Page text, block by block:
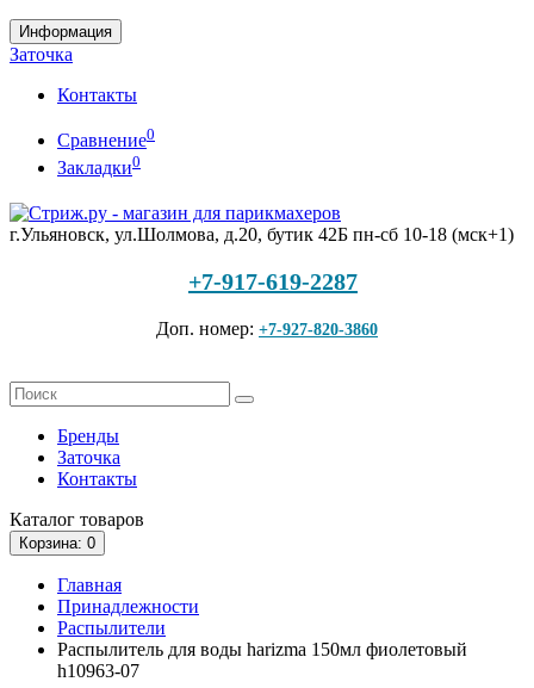
Информация
Заточка
Контакты
Сравнение0
Закладки0
г.Ульяновск, ул.Шолмова, д.20, бутик 42Б пн-сб 10-18 (мск+1)
+7-917-619-2287
Доп. номер: +7-927-820-3860
Бренды
Заточка
Контакты
Каталог товаров
Корзина: 0
Главная
Принадлежности
Распылители
Распылитель для воды harizma 150мл фиолетовый
h10963-07